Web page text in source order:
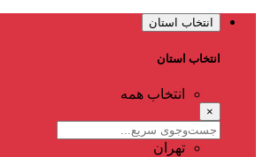
انتخاب استان
انتخاب استان
انتخاب همه
×
تهران